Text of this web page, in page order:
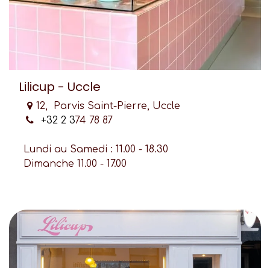
Lilicup - Uccle
12, Parvis Saint-Pierre, Uccle
+32 2 374 78 87
Lundi au Samedi : 11.00 - 18.30
Dimanche 11.00 - 17.00